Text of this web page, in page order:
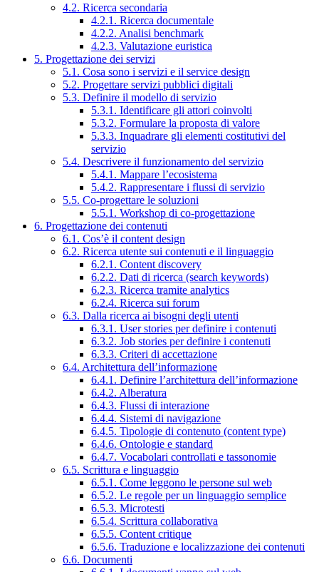
4.2. Ricerca secondaria
4.2.1. Ricerca documentale
4.2.2. Analisi benchmark
4.2.3. Valutazione euristica
5. Progettazione dei servizi
5.1. Cosa sono i servizi e il service design
5.2. Progettare servizi pubblici digitali
5.3. Definire il modello di servizio
5.3.1. Identificare gli attori coinvolti
5.3.2. Formulare la proposta di valore
5.3.3. Inquadrare gli elementi costitutivi del
servizio
5.4. Descrivere il funzionamento del servizio
5.4.1. Mappare l’ecosistema
5.4.2. Rappresentare i flussi di servizio
5.5. Co-progettare le soluzioni
5.5.1. Workshop di co-progettazione
6. Progettazione dei contenuti
6.1. Cos’è il content design
6.2. Ricerca utente sui contenuti e il linguaggio
6.2.1. Content discovery
6.2.2. Dati di ricerca (search keywords)
6.2.3. Ricerca tramite analytics
6.2.4. Ricerca sui forum
6.3. Dalla ricerca ai bisogni degli utenti
6.3.1. User stories per definire i contenuti
6.3.2. Job stories per definire i contenuti
6.3.3. Criteri di accettazione
6.4. Architettura dell’informazione
6.4.1. Definire l’architettura dell’informazione
6.4.2. Alberatura
6.4.3. Flussi di interazione
6.4.4. Sistemi di navigazione
6.4.5. Tipologie di contenuto (content type)
6.4.6. Ontologie e standard
6.4.7. Vocabolari controllati e tassonomie
6.5. Scrittura e linguaggio
6.5.1. Come leggono le persone sul web
6.5.2. Le regole per un linguaggio semplice
6.5.3. Microtesti
6.5.4. Scrittura collaborativa
6.5.5. Content critique
6.5.6. Traduzione e localizzazione dei contenuti
6.6. Documenti